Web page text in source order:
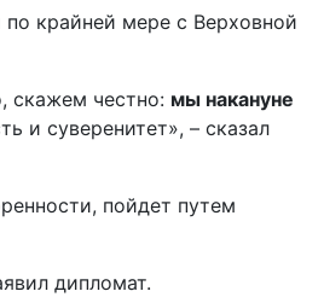
крайней мере с Верховной
скажем честно: мы накануне
и суверенитет», – сказал
пойдет путем
дипломат.